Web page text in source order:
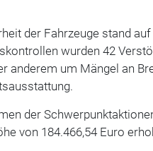
der Fahrzeuge stand
wurden 42
anderem um Mängel an
der
von 184.466,54 Euro